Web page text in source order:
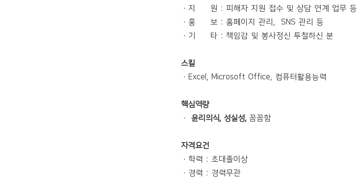
ㆍ지 원 : 피해자 지원 접수 및 상담 연계 업무 등
ㆍ홍 보 : 홈페이지 관리, SNS 관리 등
ㆍ기 타 : 책임감 및 봉사정신 투철하신 분
스킬
ㆍExcel, Microsoft Office, 컴퓨터활용능력
핵심역량
ㆍ윤리의식, 성실성,꼼꼼함
자격요건
ㆍ학력 : 초대졸이상
ㆍ경력 : 경력무관